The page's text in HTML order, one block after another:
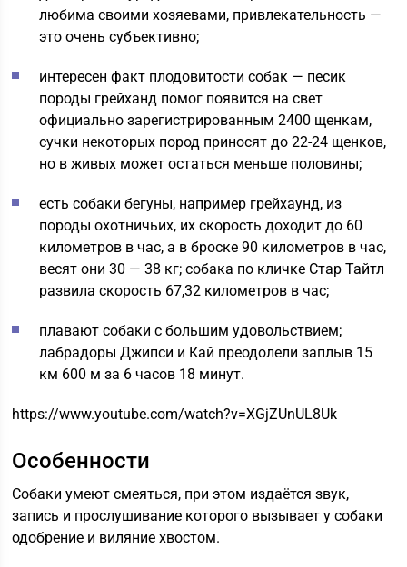
любима своими хозяевами, привлекательность —
это очень субъективно;
интересен факт плодовитости собак — песик
породы грейханд помог появится на свет
официально зарегистрированным 2400 щенкам,
сучки некоторых пород приносят до 22-24 щенков,
но в живых может остаться меньше половины;
есть собаки бегуны, например грейхаунд, из
породы охотничьих, их скорость доходит до 60
километров в час, а в броске 90 километров в час,
весят они 30 — 38 кг; собака по кличке Стар Тайтл
развила скорость 67,32 километров в час;
плавают собаки с большим удовольствием;
лабрадоры Джипси и Кай преодолели заплыв 15
км 600 м за 6 часов 18 минут.
https://www.youtube.com/watch?v=XGjZUnUL8Uk
Особенности
Собаки умеют смеяться, при этом издаётся звук,
запись и прослушивание которого вызывает у собаки
одобрение и виляние хвостом.